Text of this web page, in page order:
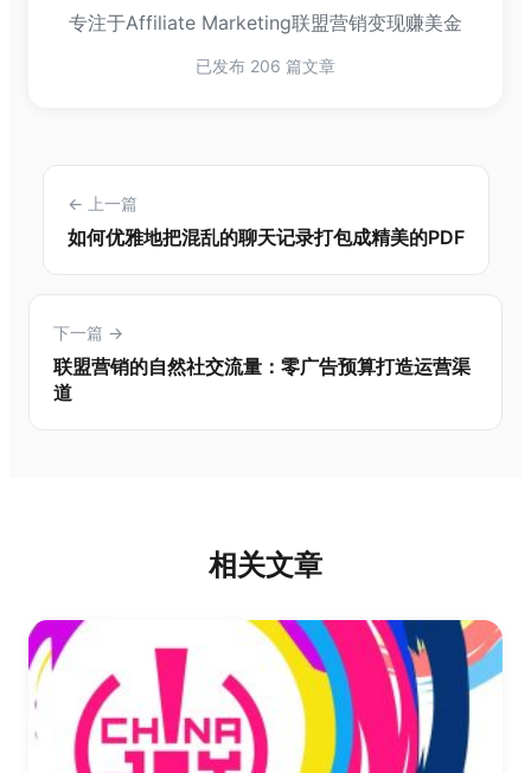
专注于Affiliate Marketing联盟营销变现赚美金
已发布 206 篇文章
← 上一篇
如何优雅地把混乱的聊天记录打包成精美的PDF
下一篇 →
联盟营销的自然社交流量：零广告预算打造运营渠
道
相关文章